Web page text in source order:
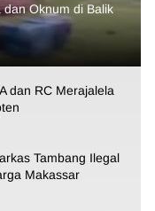
Oknum di Balik
dan RC Merajalela
Tambang Ilegal
Makassar